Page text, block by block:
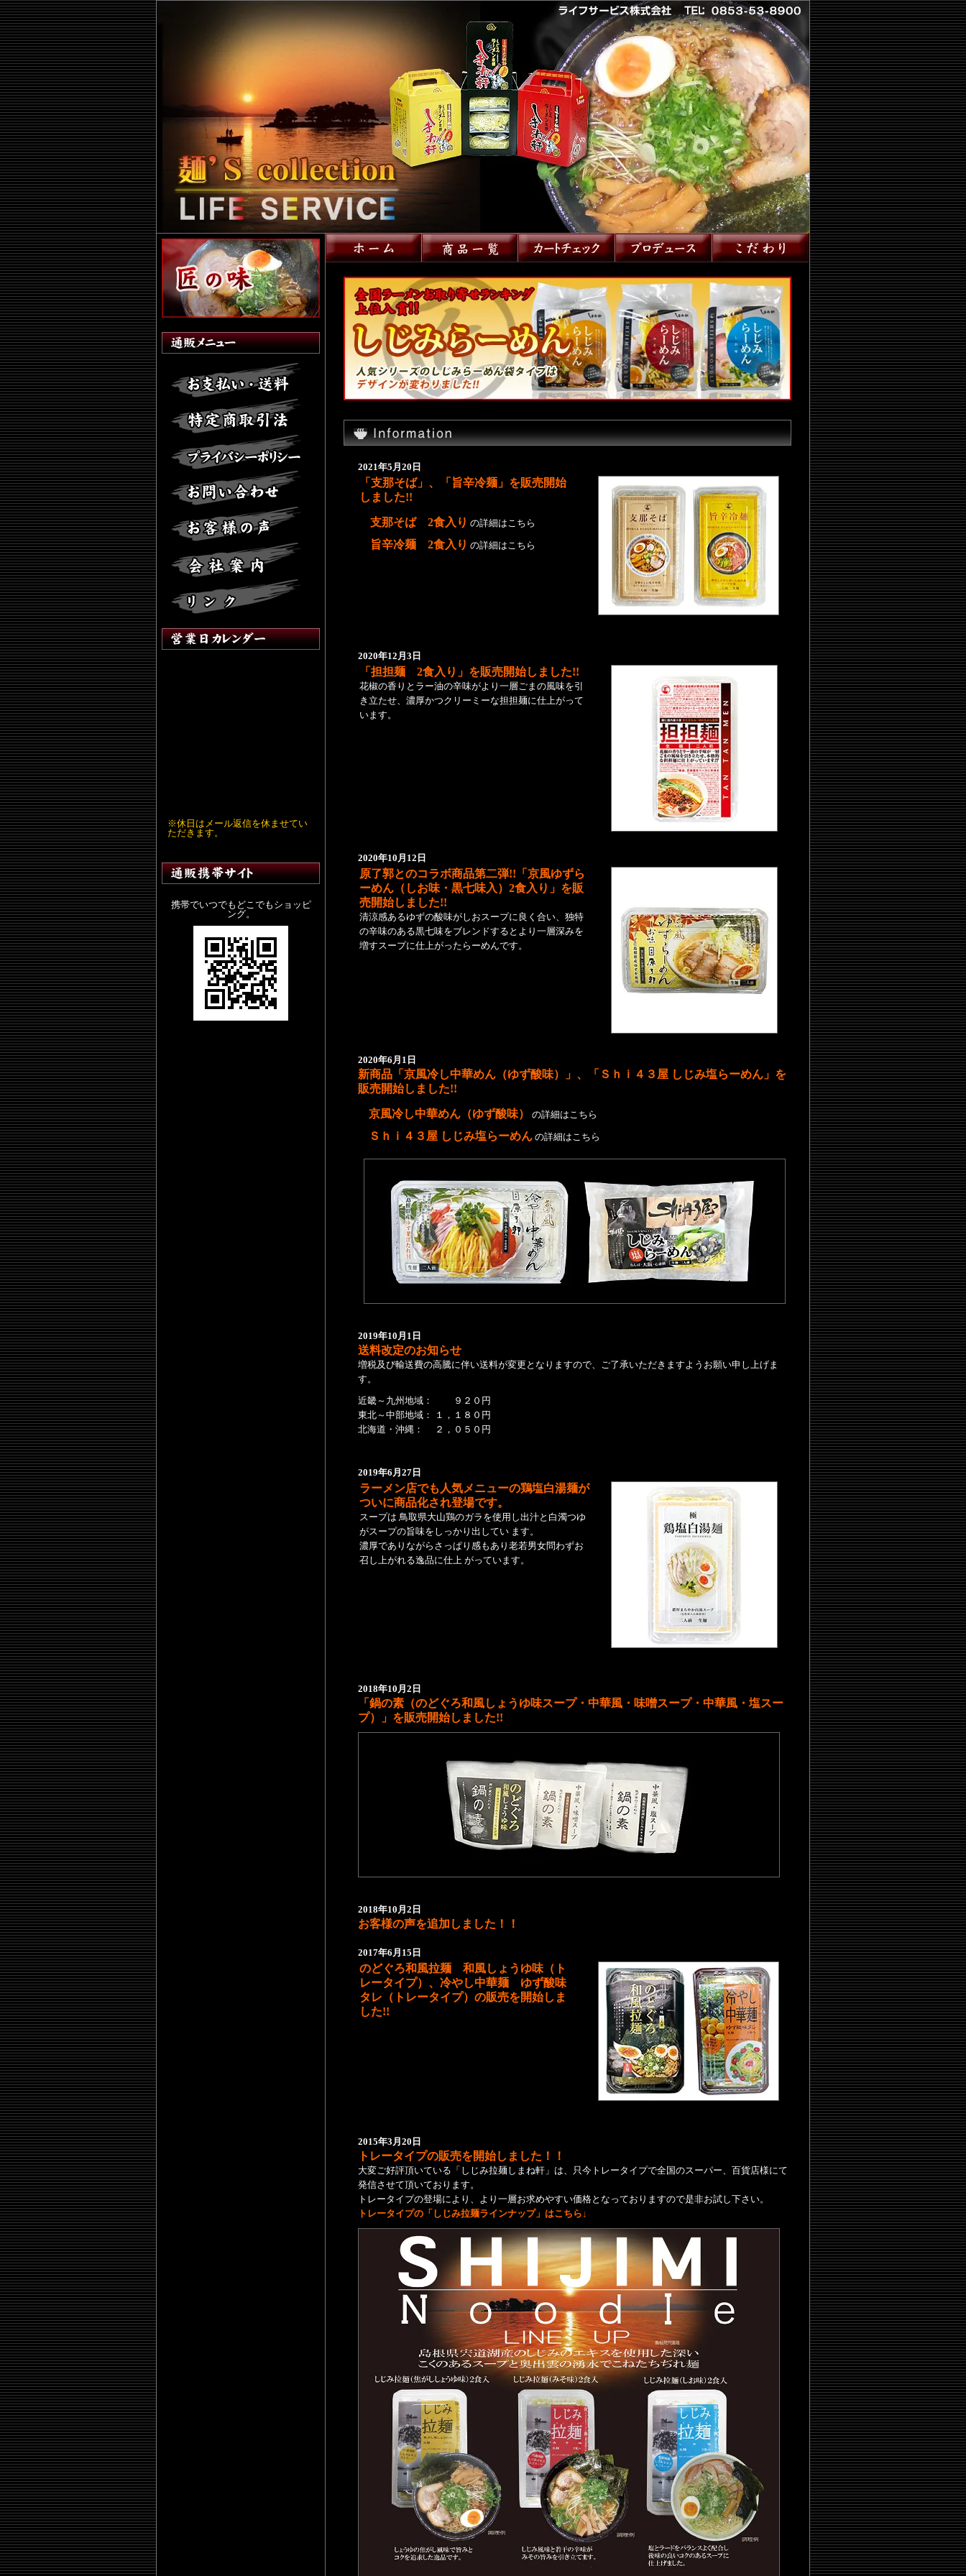
※休日はメール返信を休ませてい
ただきます。
携帯でいつでもどこでもショッピ
ング。
2021年5月20日
「支那そば」、「旨辛冷麺」を販売開始
しました!!
支那そば 2食入り の詳細はこちら
旨辛冷麺 2食入り の詳細はこちら
2020年12月3日
「担担麺 2食入り」を販売開始しました!!
花椒の香りとラー油の辛味がより一層ごまの風味を引
き立たせ、濃厚かつクリーミーな担担麺に仕上がって
います。
2020年10月12日
原了郭とのコラボ商品第二弾!!「京風ゆずら
ーめん（しお味・黒七味入）2食入り」を販
売開始しました!!
清涼感あるゆずの酸味がしおスープに良く合い、独特
の辛味のある黒七味をブレンドするとより一層深みを
増すスープに仕上がったらーめんです。
2020年6月1日
新商品「京風冷し中華めん（ゆず酸味）」、「Ｓｈｉ４３屋 しじみ塩らーめん」を
販売開始しました!!
京風冷し中華めん（ゆず酸味） の詳細はこちら
Ｓｈｉ４３屋 しじみ塩らーめん の詳細はこちら
2019年10月1日
送料改定のお知らせ
増税及び輸送費の高騰に伴い送料が変更となりますので、ご了承いただきますようお願い申し上げま
す。
近畿～九州地域： ９２０円
東北～中部地域： １，１８０円
北海道・沖縄： ２，０５０円
2019年6月27日
ラーメン店でも人気メニューの鶏塩白湯麺が
ついに商品化され登場です。
スープは 鳥取県大山鶏のガラを使用し出汁と白濁つゆ
がスープの旨味をしっかり出してい ます。
濃厚でありながらさっぱり感もあり老若男女問わずお
召し上がれる逸品に仕上 がっています。
2018年10月2日
「鍋の素（のどぐろ和風しょうゆ味スープ・中華風・味噌スープ・中華風・塩スー
プ）」を販売開始しました!!
2018年10月2日
お客様の声を追加しました！！
2017年6月15日
のどぐろ和風拉麺 和風しょうゆ味（ト
レータイプ）、冷やし中華麺 ゆず酸味
タレ（トレータイプ）の販売を開始しま
した!!
2015年3月20日
トレータイプの販売を開始しました！！
大変ご好評頂いている「しじみ拉麺しまね軒」は、只今トレータイプで全国のスーパー、百貨店様にて
発信させて頂いております。
トレータイプの登場により、より一層お求めやすい価格となっておりますので是非お試し下さい。
トレータイプの「しじみ拉麺ラインナップ」はこちら↓